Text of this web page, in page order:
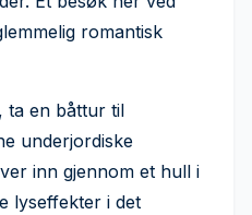
romantisk
ta en båttur til
underjordiske
inn gjennom et hull i
lyseffekter i det